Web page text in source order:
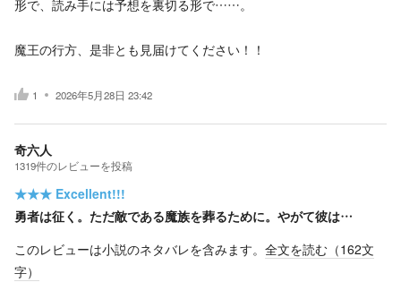
形で、読み手には予想を裏切る形で……。
魔王の行方、是非とも見届けてください！！
1 2026年5月28日 23:42
奇六人
1319件のレビューを投稿
★★★ Excellent!!!
勇者は征く。ただ敵である魔族を葬るために。やがて彼は…
このレビューは小説のネタバレを含みます。 全文を読む（162文
字）